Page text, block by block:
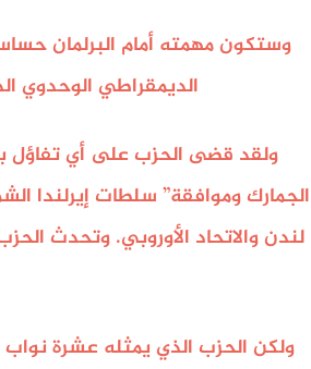
وستكون مهمته أمام البرلمان
الديمقراطي الوحدوي
ولقد قضى الحزب على أي تفاؤل
الجمارك وموافقة” سلطات إيرلندا
لندن والاتحاد الأوروبي. وتحدث
ولكن الحزب الذي يمثله عشرة